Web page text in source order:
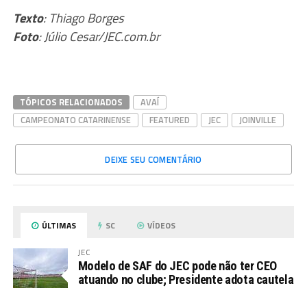
Texto: Thiago Borges
Foto: Júlio Cesar/JEC.com.br
TÓPICOS RELACIONADOS
AVAÍ
CAMPEONATO CATARINENSE
FEATURED JEC JOINVILLE
DEIXE SEU COMENTÁRIO
ÚLTIMAS SC VÍDEOS
JEC
Modelo de SAF do JEC pode não ter CEO
atuando no clube; Presidente adota cautela